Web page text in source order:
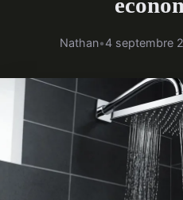
Nathan•4 septembre